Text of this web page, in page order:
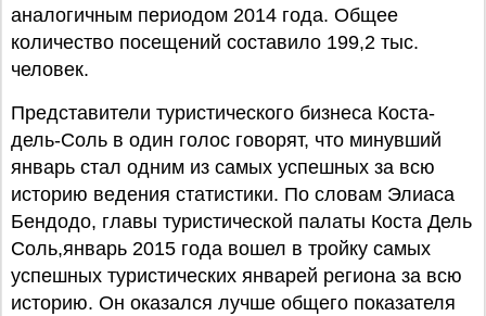
аналогичным периодом 2014 года. Общее
количество посещений составило 199,2 тыс.
человек.
Представители туристического бизнеса Коста-
дель-Соль в один голос говорят, что минувший
январь стал одним из самых успешных за всю
историю ведения статистики. По словам Элиаса
Бендодо, главы туристической палаты Коста Дель
Соль,январь 2015 года вошел в тройку самых
успешных туристических январей региона за всю
историю. Он оказался лучше общего показателя